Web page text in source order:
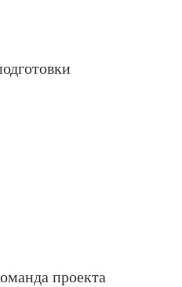
проекта